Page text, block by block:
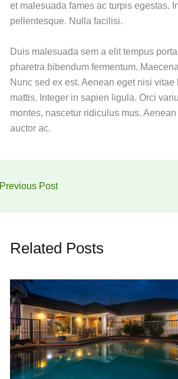
et malesuada fames ac turpis egestas.
pellentesque. Nulla facilisi.
Duis malesuada sem a elit tempus
pharetra bibendum fermentum.
Nunc sed ex est. Aenean eget nisi
mattis. Integer in sapien ligula. Orci
montes, nascetur ridiculus mus.
auctor ac.
Previous Post
Related Posts